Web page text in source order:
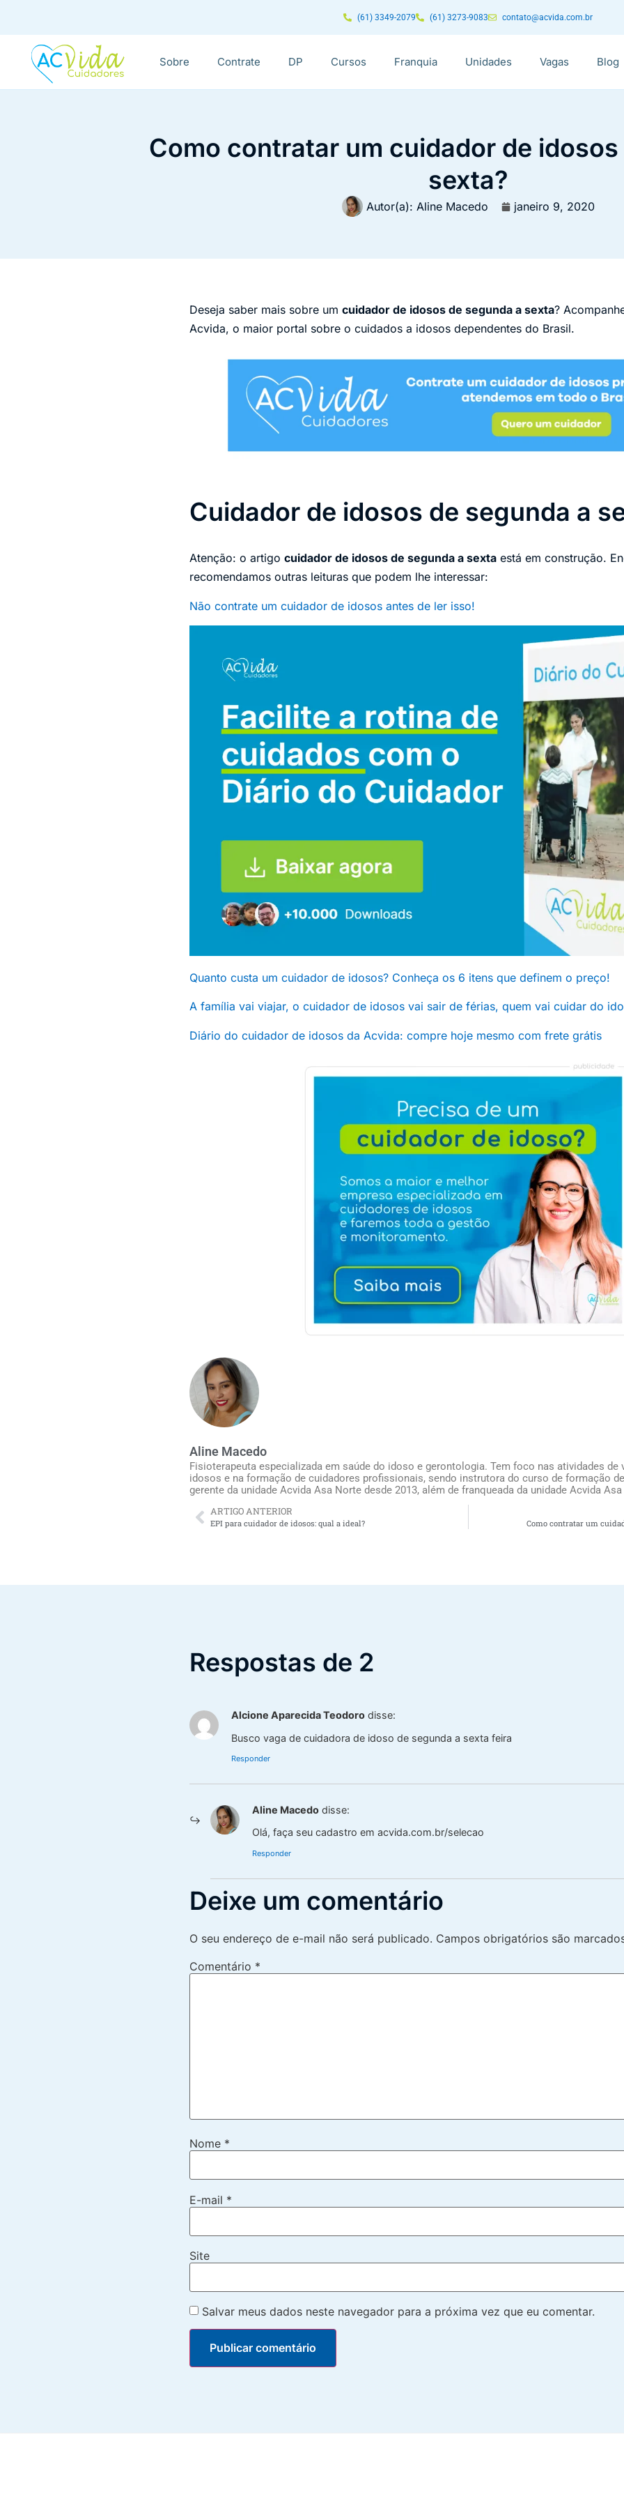
(61) 3349-2079 (61) 3273-9083 contato@acvida.com.br
Sobre Contrate DP Cursos Franquia Unidades Vagas Blog
Como contratar um cuidador de
sexta?
Autor(a): Aline Macedo janeiro 9, 2020
Deseja saber mais sobre um cuidador de idosos de segunda a sexta?
Acvida, o maior portal sobre o cuidados a idosos dependentes do Brasil.
Cuidador de idosos de segunda a
Atenção: o artigo cuidador de idosos de segunda a sexta está em construção.
recomendamos outras leituras que podem lhe interessar:
Não contrate um cuidador de idosos antes de ler isso!
Quanto custa um cuidador de idosos? Conheça os 6 itens que definem o preço!
A família vai viajar, o cuidador de idosos vai sair de férias, quem vai cuidar do
Diário do cuidador de idosos da Acvida: compre hoje mesmo com frete grátis
Aline Macedo
Fisioterapeuta especializada em saúde do idoso e gerontologia. Tem foco nas atividades de
idosos e na formação de cuidadores profissionais, sendo instrutora do curso de formação
gerente da unidade Acvida Asa Norte desde 2013, além de franqueada da unidade Acvida
ARTIGO ANTERIOR
EPI para cuidador de idosos: qual a ideal? Como contratar um
Respostas de 2
Alcione Aparecida Teodoro disse:
Busco vaga de cuidadora de idoso de segunda a sexta feira
Responder
Aline Macedo disse:
Olá, faça seu cadastro em acvida.com.br/selecao
Responder
Deixe um comentário
O seu endereço de e-mail não será publicado. Campos obrigatórios são
Comentário *
Nome *
E-mail *
Site
Salvar meus dados neste navegador para a próxima vez que eu comentar.